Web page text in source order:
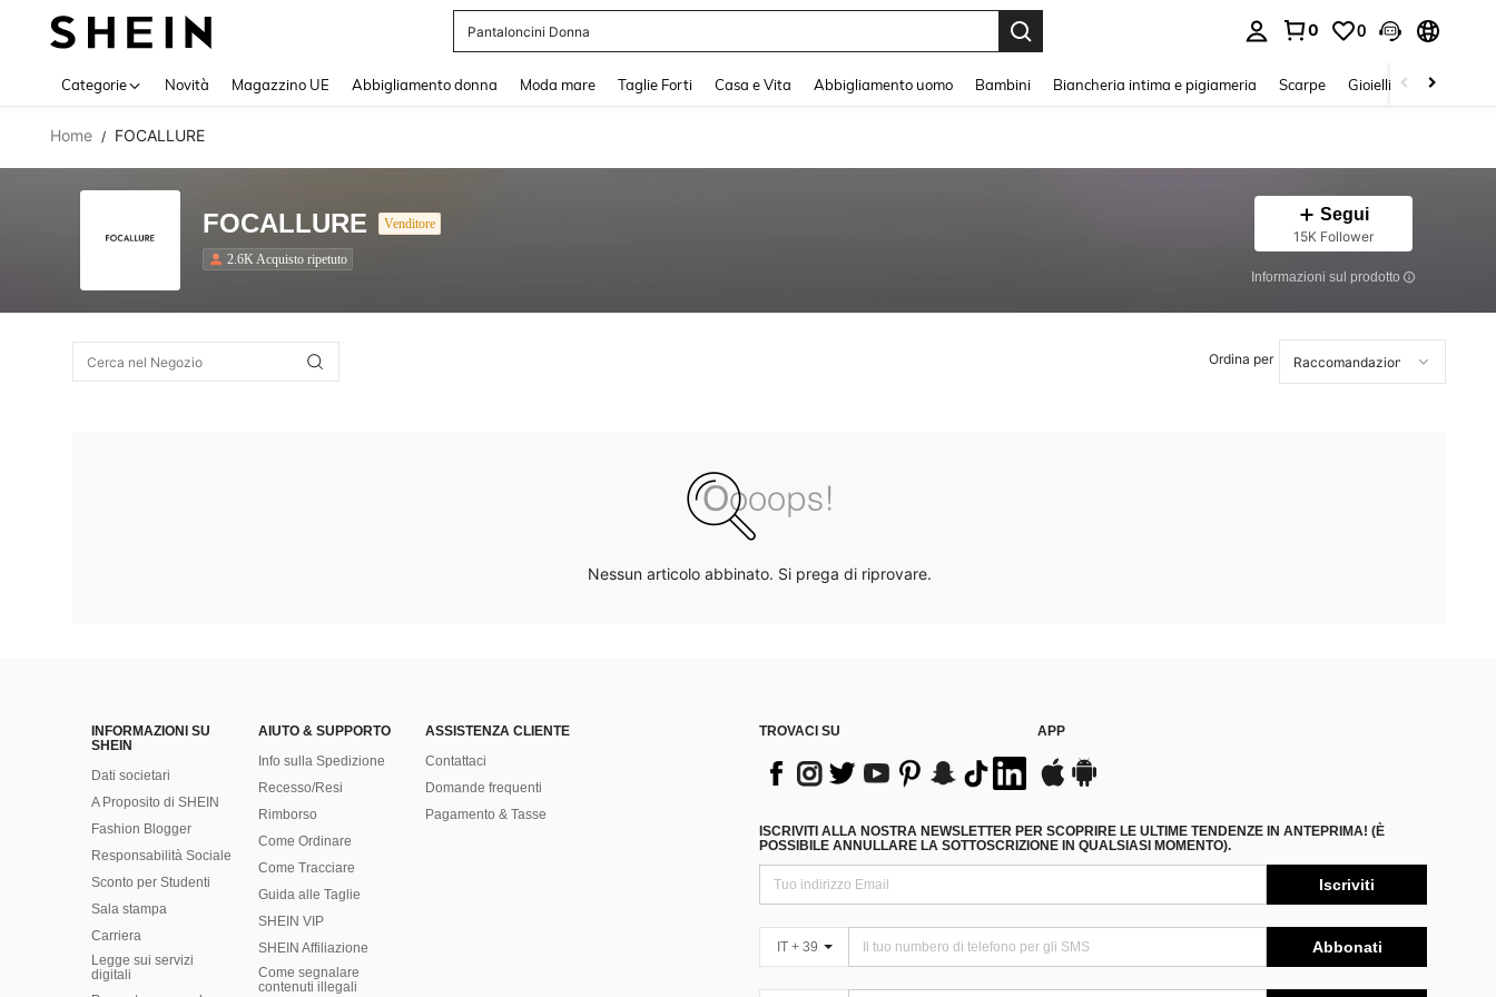
Pantaloncini Donna
0 0
Categorie Novità Magazzino UE Abbigliamento donna Moda mare Taglie Forti Casa e Vita Abbigliamento uomo Bambini Biancheria intima e pigiameria Scarpe Gioielli E Accessori
Home / FOCALLURE
FOCALLURE Venditore
2.6K Acquisto ripetuto
Segui
15K Follower
Informazioni sul prodotto
Ordina per
Nessun articolo abbinato. Si prega di riprovare.
INFORMAZIONI SU
SHEIN
Dati societari
A Proposito di SHEIN
Fashion Blogger
Responsabilità Sociale
Sconto per Studenti
Sala stampa
Carriera
Legge sui servizi
digitali
AIUTO & SUPPORTO
Info sulla Spedizione
Recesso/Resi
Rimborso
Come Ordinare
Come Tracciare
Guida alle Taglie
SHEIN VIP
SHEIN Affiliazione
Come segnalare
contenuti illegali
ASSISTENZA CLIENTE
Contattaci
Domande frequenti
Pagamento & Tasse
TROVACI SU APP
ISCRIVITI ALLA NOSTRA NEWSLETTER PER SCOPRIRE LE ULTIME TENDENZE IN ANTEPRIMA! (È
POSSIBILE ANNULLARE LA SOTTOSCRIZIONE IN QUALSIASI MOMENTO).
Iscriviti
IT + 39 Abbonati